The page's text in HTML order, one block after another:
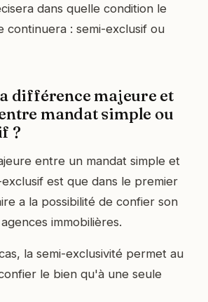
dans quelle condition le
continuera : semi-exclusif ou
différence majeure et
mandat simple ou
?
entre un mandat simple et
est que dans le premier
a la possibilité de confier son
immobilières.
la semi-exclusivité permet au
le bien qu'à une seule